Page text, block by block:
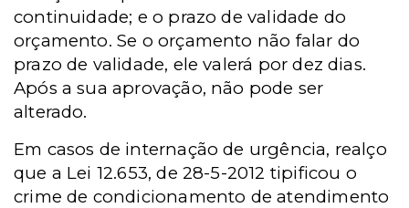
continuidade; e o prazo de validade do
orçamento. Se o orçamento não falar do
prazo de validade, ele valerá por dez dias.
Após a sua aprovação, não pode ser
alterado.
Em casos de internação de urgência, realço
que a Lei 12.653, de 28-5-2012 tipificou o
crime de condicionamento de atendimento